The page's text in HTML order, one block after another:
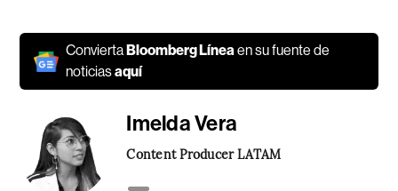
ConviertaBloomberg Líneaen su fuente de
noticiasaquí
Imelda Vera
Content Producer LATAM